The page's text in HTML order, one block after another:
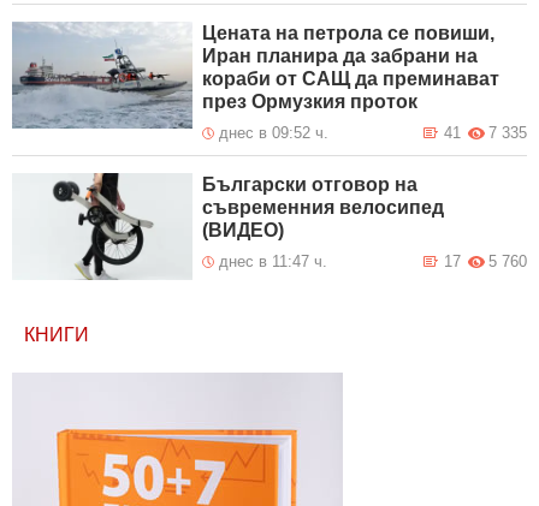
Цената на петрола се повиши,
Иран планира да забрани на
кораби от САЩ да преминават
през Ормузкия проток
днес в 09:52 ч. 7 335
41
Български отговор на
съвременния велосипед
(ВИДЕО)
днес в 11:47 ч. 5 760
17
КНИГИ